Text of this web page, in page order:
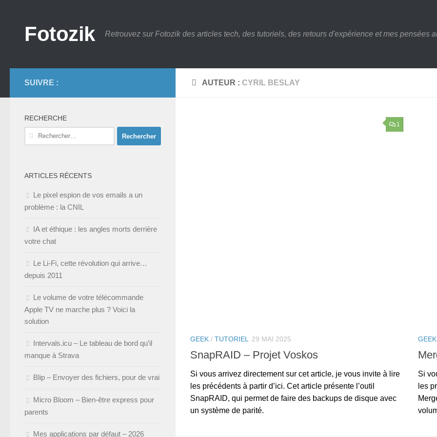
Fotozik Retrouvez sur Fotozik des articles tech, des tutoriels, des retours d'expérience et mes pensées
AUTEUR : CYRIL BESLAY
1
GEEK / TUTORIEL 29 MAI 2025
SnapRAID – Projet Voskos
Si vous arrivez directement sur cet article, je vous invite à lire
les précédents à partir d’ici. Cet article présente l’outil
SnapRAID, qui permet de faire des backups de disque avec
un système de parité.
GEEK
Si
les
SUIVRE :
RECHERCHE
Rechercher :
ARTICLES RÉCENTS
Le pixel espion de vos emails a un
problème : la CNIL
IA et éthique : les angles morts derrière
votre chat
Le Li-Fi, cette révolution qui arrive…
depuis 2011
Le volume de votre télécommande
Apple TV ne marche plus ? Voici la
solution
Intervals.icu – Le tableau de bord qu’il
manque à Strava
Blip – Envoyer des fichiers, pour de vrai
Micro Bloom – Bien-être express pour
parents
Mes applications par défaut – 2026